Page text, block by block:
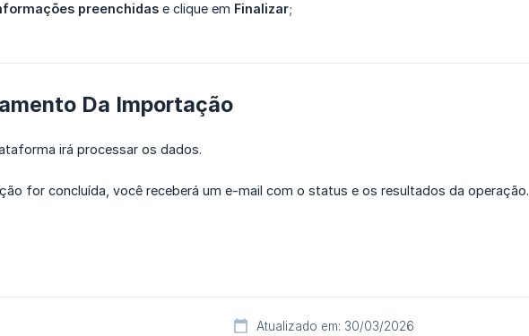
preenchidas e clique em Finalizar;
Da Importação
irá processar os dados.
for concluída, você receberá um e-mail com o status e os resultados da operação.
Atualizado em: 30/03/2026